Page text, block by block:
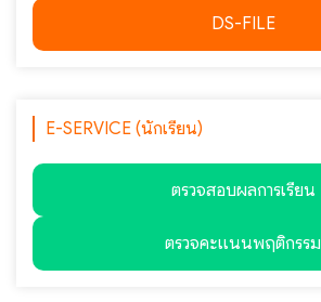
DS-FILE
E-SERVICE (นักเรียน)
ตรวจสอบผลการเรียน
ตรวจคะแนนพฤติกรรม